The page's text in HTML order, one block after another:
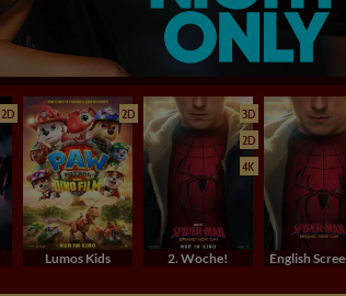
2D 2D
Lumos Kids
3D
2D
4K
2. Woche!